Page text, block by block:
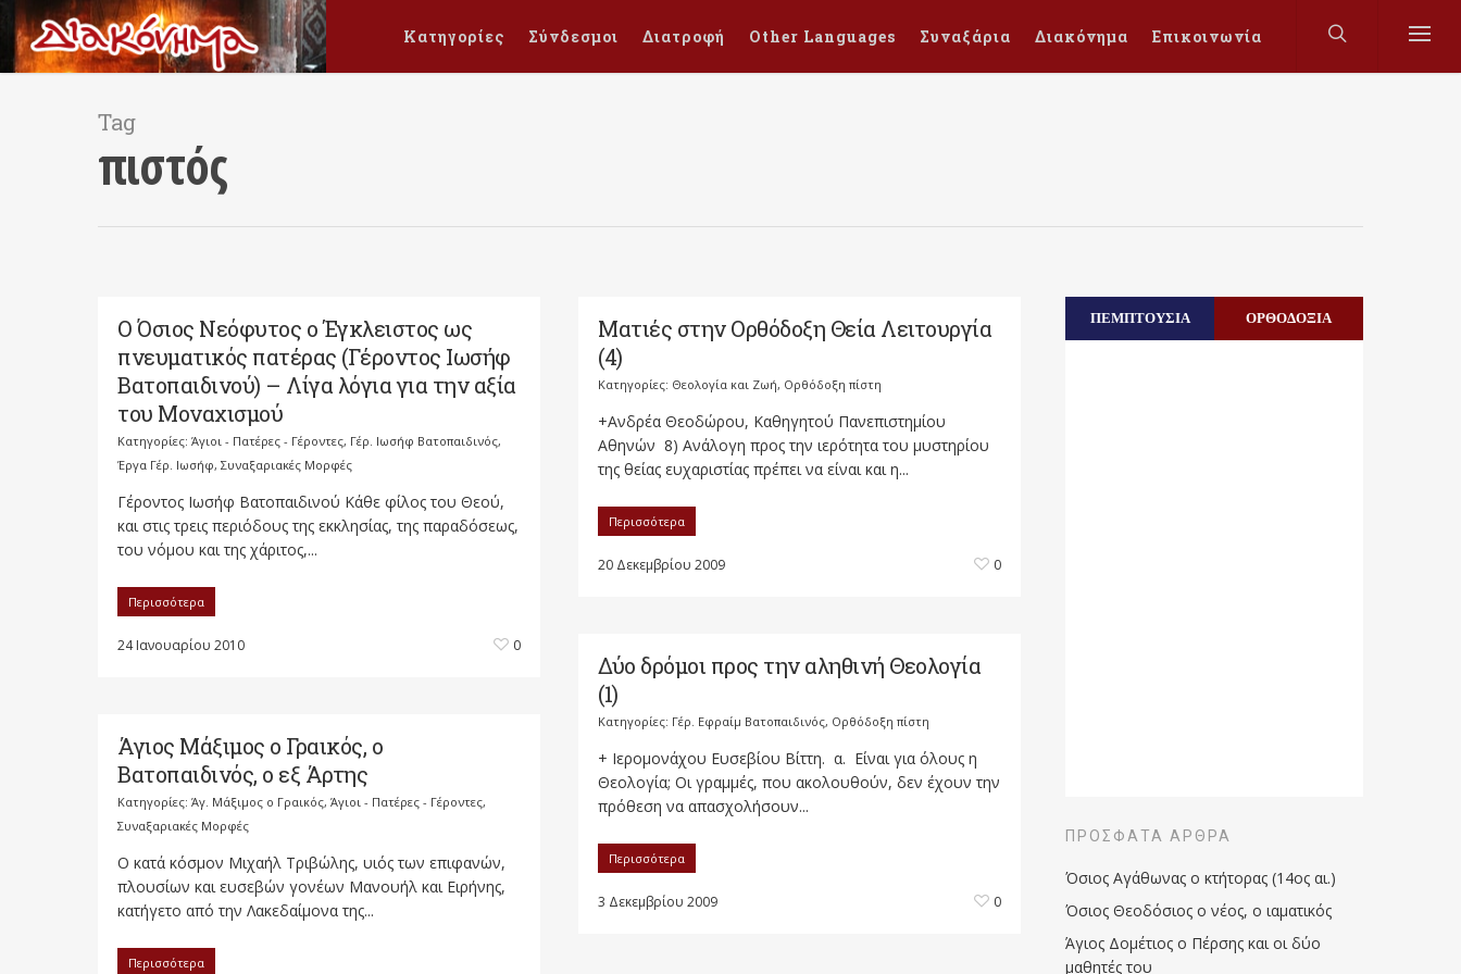
Κατηγορίες Σύνδεσμοι Διατροφή Other Languages Συναξάρια Διακόνημα Επικοινωνία
Tag
πιστός
Ο Όσιος Νεόφυτος ο Έγκλειστος ως
πνευματικός πατέρας (Γέροντος Ιωσήφ
Βατοπαιδινού) – Λίγα λόγια για την αξία
του Mοναχισμού
Κατηγορίες: Άγιοι - Πατέρες - Γέροντες, Γέρ. Ιωσήφ Βατοπαιδινός,
Έργα Γέρ. Ιωσήφ, Συναξαριακές Μορφές
Γέροντος Ιωσήφ Βατοπαιδινού Κάθε φίλος του Θεού,
και στις τρεις περιόδους της εκκλησίας, της παραδόσεως,
του νόμου και της χάριτος,...
Περισσότερα
24 Ιανουαρίου 2010 0
Ματιές στην Ορθόδοξη Θεία Λειτουργία
(4)
Κατηγορίες: Θεολογία και Ζωή, Ορθόδοξη πίστη
+Ανδρέα Θεοδώρου, Καθηγητού Πανεπιστημίου
Αθηνών 8) Ανάλογη προς την ιερότητα του μυστηρίου
της θείας ευχαριστίας πρέπει να είναι και η...
Περισσότερα
20 Δεκεμβρίου 2009 0
Δύο δρόμοι προς την αληθινή Θεολογία
(1)
Κατηγορίες: Γέρ. Εφραίμ Βατοπαιδινός, Ορθόδοξη πίστη
+ Ιερομονάχου Ευσεβίου Βίττη. α. Είναι για όλους η
Θεολογία; Οι γραμμές, που ακολουθούν, δεν έχουν την
πρόθεση να απασχολήσουν...
Περισσότερα
3 Δεκεμβρίου 2009 0
Άγιος Μάξιμος ο Γραικός, ο
Βατοπαιδινός, ο εξ Άρτης
Κατηγορίες: Άγ. Μάξιμος ο Γραικός, Άγιοι - Πατέρες - Γέροντες,
Συναξαριακές Μορφές
Ο κατά κόσμον Μιχαήλ Τριβώλης, υιός των επιφανών,
πλουσίων και ευσεβών γονέων Μανουήλ και Ειρήνης,
κατήγετο από την Λακεδαίμονα της...
Περισσότερα
ΠΕΜΠΤΟΥΣΙΑ ΟΡΘΟΔΟΞΙΑ
ΠΡΌΣΦΑΤΑ ΆΡΘΡΑ
Όσιος Αγάθωνας ο κτήτορας (14ος αι.)
Όσιος Θεοδόσιος ο νέος, ο ιαματικός
Άγιος Δομέτιος ο Πέρσης και οι δύο
μαθητές του